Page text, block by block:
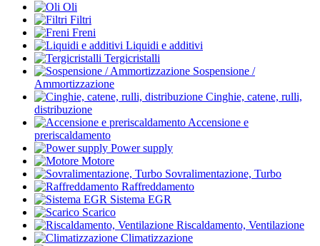
Oli
Filtri
Freni
Liquidi e additivi
Tergicristalli
Sospensione /
Ammortizzazione
Cinghie, catene, rulli,
distribuzione
Accensione e
preriscaldamento
Power supply
Motore
Sovralimentazione, Turbo
Raffreddamento
Sistema EGR
Scarico
Riscaldamento, Ventilazione
Climatizzazione